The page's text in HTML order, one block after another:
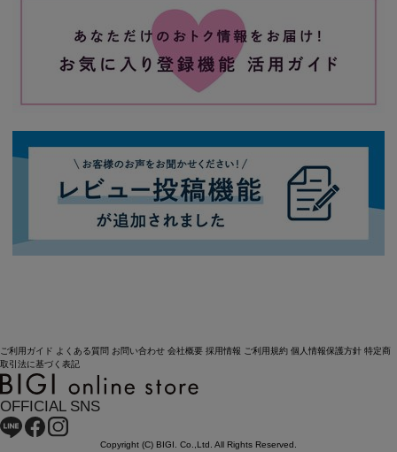
ご利用ガイド よくある質問 お問い合わせ 会社概要 採用情報 ご利用規約 個人情報保護方針 特定商
取引法に基づく表記
OFFICIAL SNS
Copyright (C) BIGI. Co.,Ltd. All Rights Reserved.